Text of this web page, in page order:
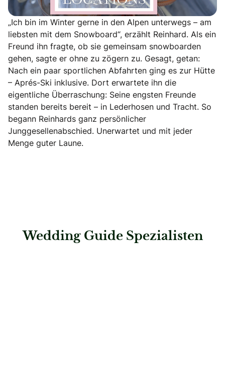
„Ich bin im Winter gerne in den Alpen unterwegs – am
liebsten mit dem Snowboard“, erzählt Reinhard. Als ein
Freund ihn fragte, ob sie gemeinsam snowboarden
gehen, sagte er ohne zu zögern zu. Gesagt, getan:
Nach ein paar sportlichen Abfahrten ging es zur Hütte
– Aprés-Ski inklusive. Dort erwartete ihn die
eigentliche Überraschung: Seine engsten Freunde
standen bereits bereit – in Lederhosen und Tracht. So
begann Reinhards ganz persönlicher
Junggesellenabschied. Unerwartet und mit jeder
Menge guter Laune.
Wedding Guide Spezialisten